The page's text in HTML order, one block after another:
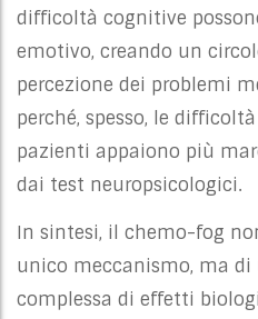
difficoltà cognitive
emotivo, creando un
percezione dei problemi
perché, spesso, le
pazienti appaiono più
dai test neuropsicologici.
In sintesi, il chemo-fog
unico meccanismo, ma
complessa di effetti